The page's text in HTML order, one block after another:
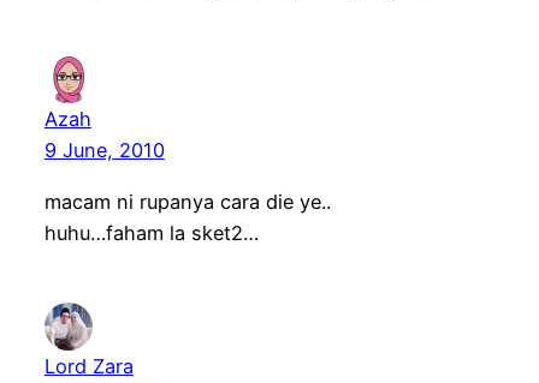
Azah
9 June, 2010
macam ni rupanya cara die ye..
huhu…faham la sket2…
Lord Zara